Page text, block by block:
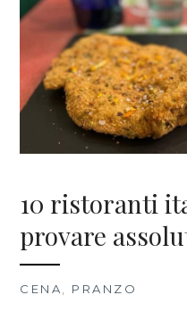
10 ristoranti
provare
CENA, PRANZO